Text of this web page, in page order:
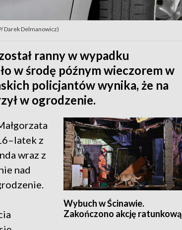
Darek Delmanowicz)
ranny w wypadku
w środę późnym wieczorem w
policjantów wynika, że na
w ogrodzenie.
Wybuch w Ścinawie.
Zakończono akcję ratunkową
z
wraz z
nad